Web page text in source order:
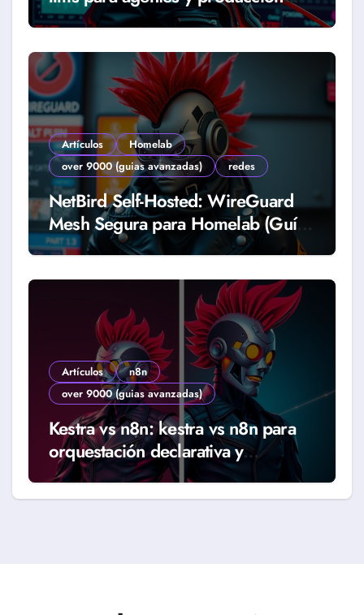
real (Guía 2026)
Artículos
Homelab
over 9000 (guias avanzadas)
redes
NetBird Self-Hosted: WireGuard
Mesh Segura para Homelab (Guía
2026)
Artículos
n8n
over 9000 (guias avanzadas)
Kestra vs n8n: kestra vs n8n para
orquestación declarativa y
workflows reales (Guía 2026)